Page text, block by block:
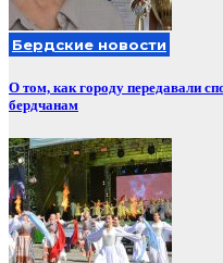
Бердские новости
О том, как городу передавали
бердчанам